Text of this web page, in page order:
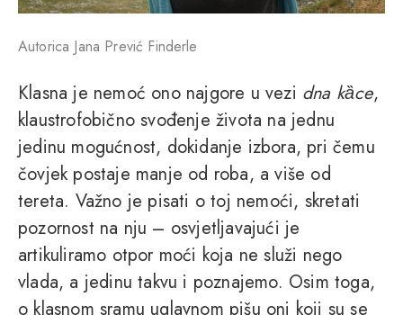
Autorica Jana Prević Finderle
Klasna je nemoć ono najgore u vezi dna kȁce,
klaustrofobično svođenje života na jednu
jedinu mogućnost, dokidanje izbora, pri čemu
čovjek postaje manje od roba, a više od
tereta. Važno je pisati o toj nemoći, skretati
pozornost na nju – osvjetljavajući je
artikuliramo otpor moći koja ne služi nego
vlada, a jedinu takvu i poznajemo. Osim toga,
o klasnom sramu uglavnom pišu oni koji su se